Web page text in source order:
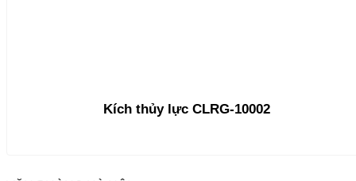
Kích thủy lực CLRG-10002